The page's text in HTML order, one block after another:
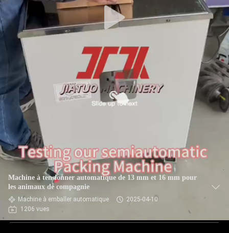
Machine à tensionner automatique de 13 mm et 16 mm pour
les animaux de compagnie
Machine à emballer automatique
2025-04-10
1206 vues